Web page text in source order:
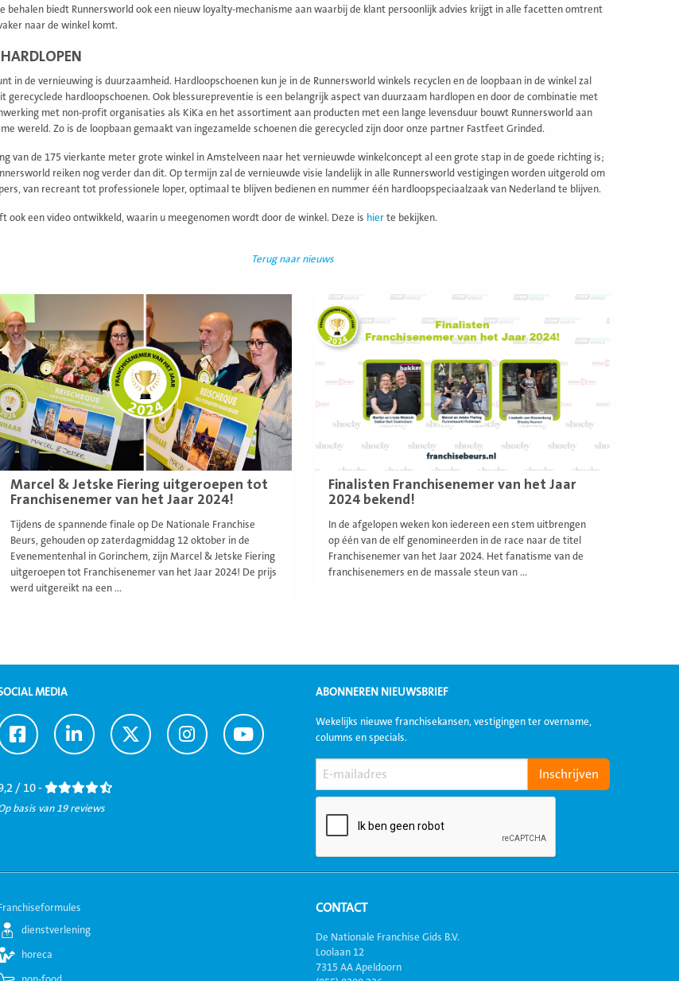
behalen biedt Runnersworld ook een nieuw loyalty-mechanisme aan waarbij de klant persoonlijk advies krijgt in alle facetten omtrent
naar de winkel komt.
in de vernieuwing is duurzaamheid. Hardloopschoenen kun je in de Runnersworld winkels recyclen en de loopbaan in de winkel zal
gerecyclede hardloopschoenen. Ook blessurepreventie is een belangrijk aspect van duurzaam hardlopen en door de combinatie met
met non-profit organisaties als KiKa en het assortiment aan producten met een lange levensduur bouwt Runnersworld aan
wereld. Zo is de loopbaan gemaakt van ingezamelde schoenen die gerecycled zijn door onze partner Fastfeet Grinded.
van de 175 vierkante meter grote winkel in Amstelveen naar het vernieuwde winkelconcept al een grote stap in de goede richting is;
reiken nog verder dan dit. Op termijn zal de vernieuwde visie landelijk in alle Runnersworld vestigingen worden uitgerold om
van recreant tot professionele loper, optimaal te blijven bedienen en nummer één hardloopspeciaalzaak van Nederland te blijven.
ook een video ontwikkeld, waarin u meegenomen wordt door de winkel. Deze is hier te bekijken.
Terug naar nieuws
Marcel & Jetske Fiering uitgeroepen tot
Franchisenemer van het Jaar 2024!
Tijdens de spannende finale op De Nationale Franchise
Beurs, gehouden op zaterdagmiddag 12 oktober in de
Evenementenhal in Gorinchem, zijn Marcel & Jetske Fiering
uitgeroepen tot Franchisenemer van het Jaar 2024! De prijs
werd uitgereikt na een ...
Finalisten Franchisenemer van het Jaar
2024 bekend!
In de afgelopen weken kon iedereen een stem uitbrengen
op één van de elf genomineerden in de race naar de titel
Franchisenemer van het Jaar 2024. Het fanatisme van de
franchisenemers en de massale steun van ...
Lees
meer
MEDIA
Ga
naar
Ga
naar
Ga
naar
Ga
naar
Ga
naar
/ 10 -
basis van 19 reviews
ABONNEREN NIEUWSBRIEF
Wekelijks nieuwe franchisekansen, vestigingen ter overname,
columns en specials.
Franchiseformules
dienstverlening
horeca
CONTACT
De Nationale Franchise Gids B.V.
Loolaan 12
7315 AA Apeldoorn